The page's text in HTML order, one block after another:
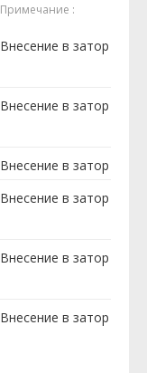
Примечание :
Внесение в затор
Внесение в затор
Внесение в затор
Внесение в затор
Внесение в затор
Внесение в затор